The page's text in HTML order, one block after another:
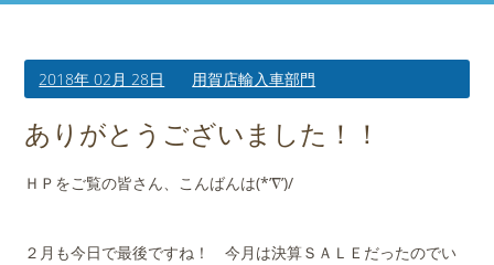
買取査定のご案内
店舗案内
会社概要
2018年 02月 28日 用賀店輸入車部門
ありがとうございました！！
ＨＰをご覧の皆さん、こんばんは(*’∇’)/
２月も今日で最後ですね！ 今月は決算ＳＡＬＥだったのでい